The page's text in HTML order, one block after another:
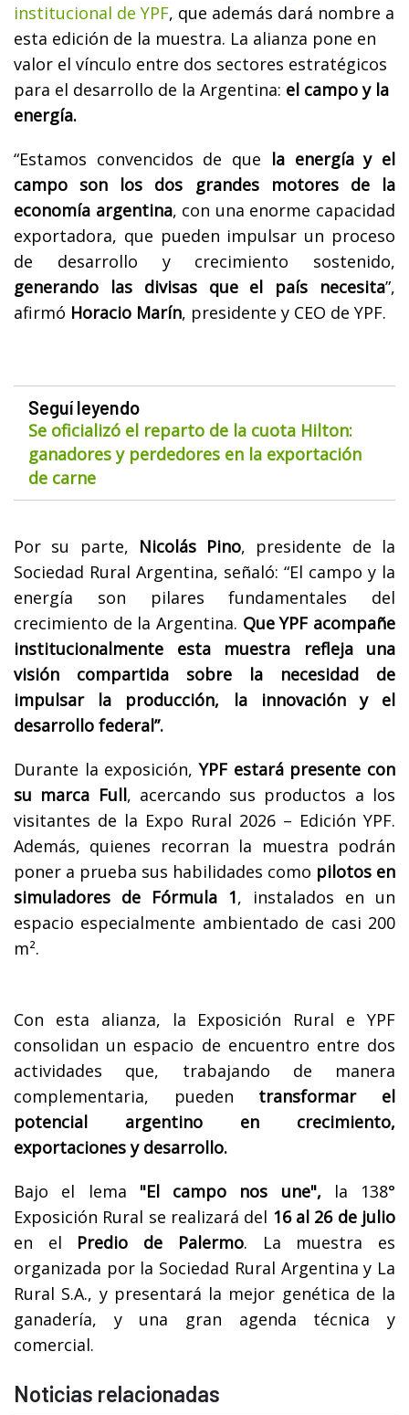
institucional de YPF, que además dará nombre a
esta edición de la muestra. La alianza pone en
valor el vínculo entre dos sectores estratégicos
para el desarrollo de la Argentina: el campo y la
energía.
“Estamos convencidos de que la energía y el
campo son los dos grandes motores de la
economía argentina, con una enorme capacidad
exportadora, que pueden impulsar un proceso
de desarrollo y crecimiento sostenido,
generando las divisas que el país necesita”,
afirmó Horacio Marín, presidente y CEO de YPF.
Seguí leyendo
Se oficializó el reparto de la cuota Hilton:
ganadores y perdedores en la exportación
de carne
Por su parte, Nicolás Pino, presidente de la
Sociedad Rural Argentina, señaló: “El campo y la
energía son pilares fundamentales del
crecimiento de la Argentina. Que YPF acompañe
institucionalmente esta muestra refleja una
visión compartida sobre la necesidad de
impulsar la producción, la innovación y el
desarrollo federal”.
Durante la exposición,YPF estará presente con
su marca Full, acercando sus productos a los
visitantes de la Expo Rural 2026 – Edición YPF.
Además, quienes recorran la muestra podrán
poner a prueba sus habilidades como pilotos en
simuladores de Fórmula 1, instalados en un
espacio especialmente ambientado de casi 200
m².
Con esta alianza, la Exposición Rural e YPF
consolidan un espacio de encuentro entre dos
actividades que, trabajando de manera
complementaria, pueden transformar el
potencial argentino en crecimiento,
exportaciones y desarrollo.
Bajo el lema "El campo nos une", la 138°
Exposición Rural se realizará del 16 al 26 de julio
en el Predio de Palermo. La muestra es
organizada por la Sociedad Rural Argentina y La
Rural S.A., y presentará la mejor genética de la
ganadería, y una gran agenda técnica y
comercial.
Noticias relacionadas